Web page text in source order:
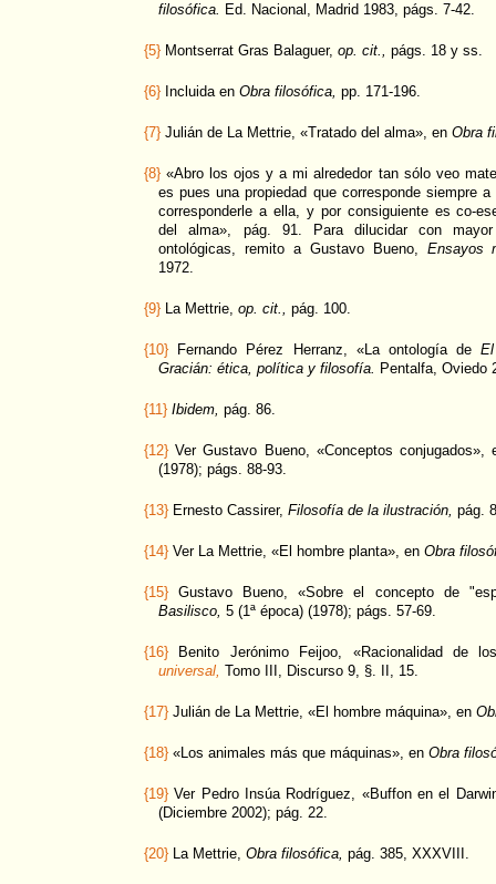
filosófica. Ed. Nacional, Madrid 1983, págs. 7-42.
{5} Montserrat Gras Balaguer, op. cit., págs. 18 y ss.
{6} Incluida en Obra filosófica, pp. 171-196.
{7} Julián de La Mettrie, «Tratado del alma», en Obra
{8} «Abro los ojos y a mi alrededor tan sólo veo
es pues una propiedad que corresponde siempre
corresponderle a ella, y por consiguiente es co-
del alma», pág. 91. Para dilucidar con
ontológicas, remito a Gustavo Bueno, Ensayos
1972.
{9} La Mettrie, op. cit., pág. 100.
{10} Fernando Pérez Herranz, «La ontología de
Gracián: ética, política y filosofía.
Pentalfa, Oviedo
{11} Ibidem, pág. 86.
{12} Ver Gustavo Bueno, «Conceptos conjugados»,
(1978); págs. 88-93.
{13} Ernesto Cassirer, Filosofía de la ilustración, pág.
{14} Ver La Mettrie, «El hombre planta», en Obra
{15} Gustavo Bueno, «Sobre el concepto de
Basilisco, 5 (1ª época) (1978); págs. 57-69.
{16} Benito Jerónimo Feijoo, «Racionalidad de
universal, Tomo III, Discurso 9, §. II, 15.
{17} Julián de La Mettrie, «El hombre máquina», en
{18} «Los animales más que máquinas», en Obra
{19} Ver Pedro Insúa Rodríguez, «Buffon en el
(Diciembre 2002); pág. 22.
{20} La Mettrie, Obra filosófica, pág. 385, XXXVIII.